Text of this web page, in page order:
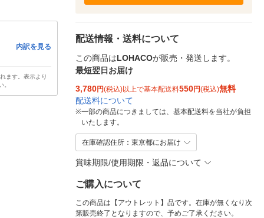
内訳を見る
ます。表示より
。
配送情報・送料について
この商品はLOHACOが販売・発送します。
最短翌日お届け
3,780円(税込)以上で基本配送料550円(税込)無料
配送料について
※一部の商品につきましては、基本配送料を当社が負担
いたします。
在庫確認住所：東京都にお届け
賞味期限/使用期限・返品について
ご購入について
この商品は【アウトレット】品です。在庫が無くなり次
第販売終了となりますので、予めご了承ください。